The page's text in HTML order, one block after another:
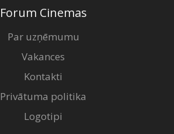
Forum Cinemas
Par uzņēmumu
Vakances
Kontakti
Privātuma politika
Logotipi